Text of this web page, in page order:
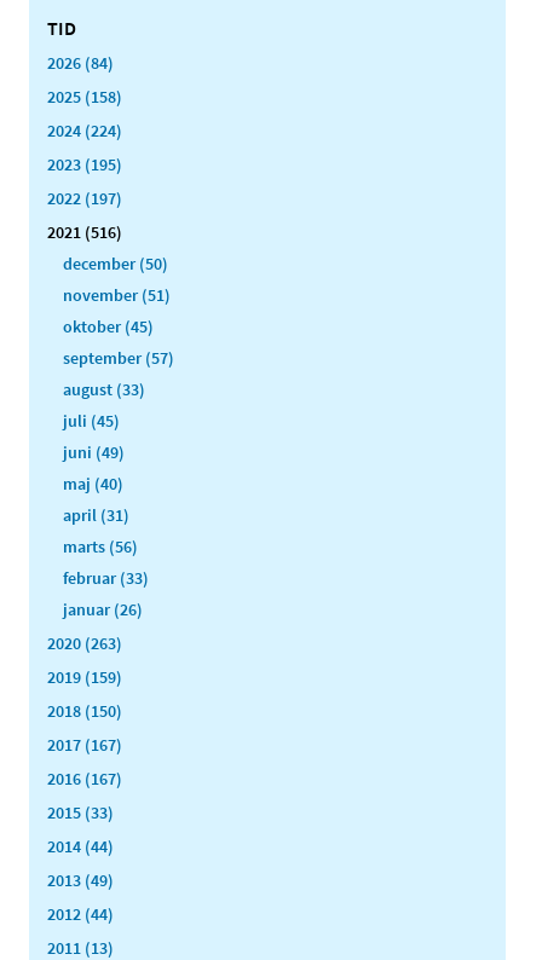
TID
2026 (84)
2025 (158)
2024 (224)
2023 (195)
2022 (197)
2021 (516)
december (50)
november (51)
oktober (45)
september (57)
august (33)
juli (45)
juni (49)
maj (40)
april (31)
marts (56)
februar (33)
januar (26)
2020 (263)
2019 (159)
2018 (150)
2017 (167)
2016 (167)
2015 (33)
2014 (44)
2013 (49)
2012 (44)
2011 (13)